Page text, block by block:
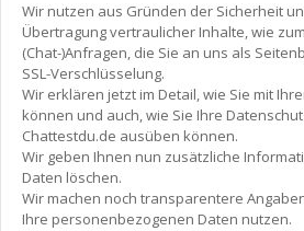
Wir nutzen aus Gründen der Sicherheit
Übertragung vertraulicher Inhalte, wie
(Chat-)Anfragen, die Sie an uns als
SSL-Verschlüsselung.
Wir erklären jetzt im Detail, wie Sie mit
können und auch, wie Sie Ihre
Chattestdu.de ausüben können.
Wir geben Ihnen nun zusätzliche
Daten löschen.
Wir machen noch transparentere
Ihre personenbezogenen Daten nutzen.